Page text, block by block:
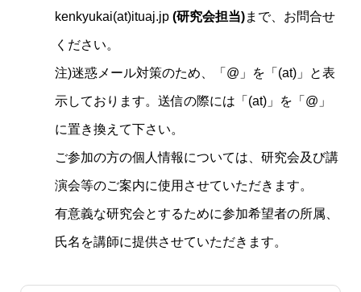
kenkyukai(at)ituaj.jp (研究会担当)まで、お問合せ
ください。
注)迷惑メール対策のため、「@」を「(at)」と表
示しております。送信の際には「(at)」を「@」
に置き換えて下さい。
ご参加の方の個人情報については、研究会及び講
演会等のご案内に使用させていただきます。
有意義な研究会とするために参加希望者の所属、
氏名を講師に提供させていただきます。